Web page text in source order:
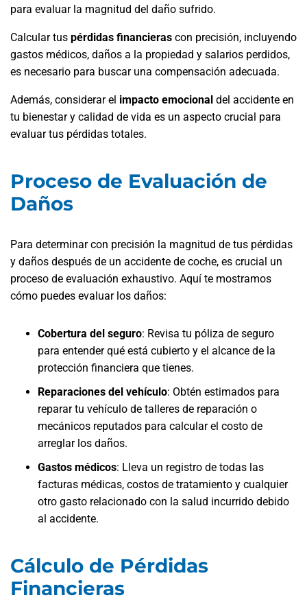
para evaluar la magnitud del daño sufrido.
Calcular tus pérdidas financieras con precisión, incluyendo
gastos médicos, daños a la propiedad y salarios perdidos,
es necesario para buscar una compensación adecuada.
Además, considerar el impacto emocional del accidente en
tu bienestar y calidad de vida es un aspecto crucial para
evaluar tus pérdidas totales.
Proceso de Evaluación de
Daños
Para determinar con precisión la magnitud de tus pérdidas
y daños después de un accidente de coche, es crucial un
proceso de evaluación exhaustivo. Aquí te mostramos
cómo puedes evaluar los daños:
Cobertura del seguro: Revisa tu póliza de seguro
para entender qué está cubierto y el alcance de la
protección financiera que tienes.
Reparaciones del vehículo: Obtén estimados para
reparar tu vehículo de talleres de reparación o
mecánicos reputados para calcular el costo de
arreglar los daños.
Gastos médicos: Lleva un registro de todas las
facturas médicas, costos de tratamiento y cualquier
otro gasto relacionado con la salud incurrido debido
al accidente.
Cálculo de Pérdidas
Financieras